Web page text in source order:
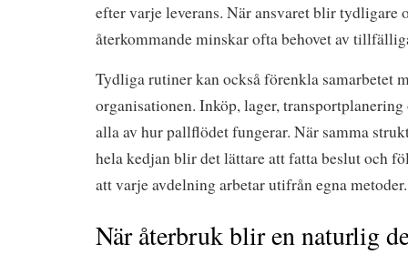
efter varje leverans. När ansvaret blir tydligare
återkommande minskar ofta behovet av
Tydliga rutiner kan också förenkla samarbetet
organisationen. Inköp, lager,
alla av hur pallflödet fungerar. När samma
hela kedjan blir det lättare att fatta beslut och
att varje avdelning arbetar utifrån egna metoder.
När återbruk blir en naturlig